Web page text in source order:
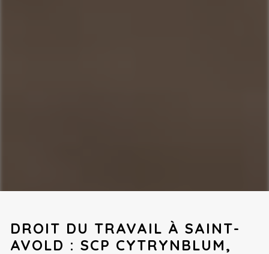
DROIT DU TRAVAIL À SAINT-
AVOLD : SCP CYTRYNBLUM,